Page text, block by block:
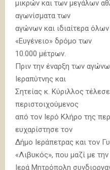
μικρών και των μεγάλων
αγωνίσματα των
αγώνων και ιδιαίτερα
«Ευγένειο» δρόμο των
10.000 μέτρων.
Πριν την έναρξη των
Ιεραπύτνης και
Σητείας κ. Κύριλλος
περιστοιχούμενος
από τον Ιερό Κλήρο της
ευχαρίστησε τον
Δήμο Ιεράπετρας και τον
«Λιβυκός», που μαζί με την
Ιερά Μητρόπολη